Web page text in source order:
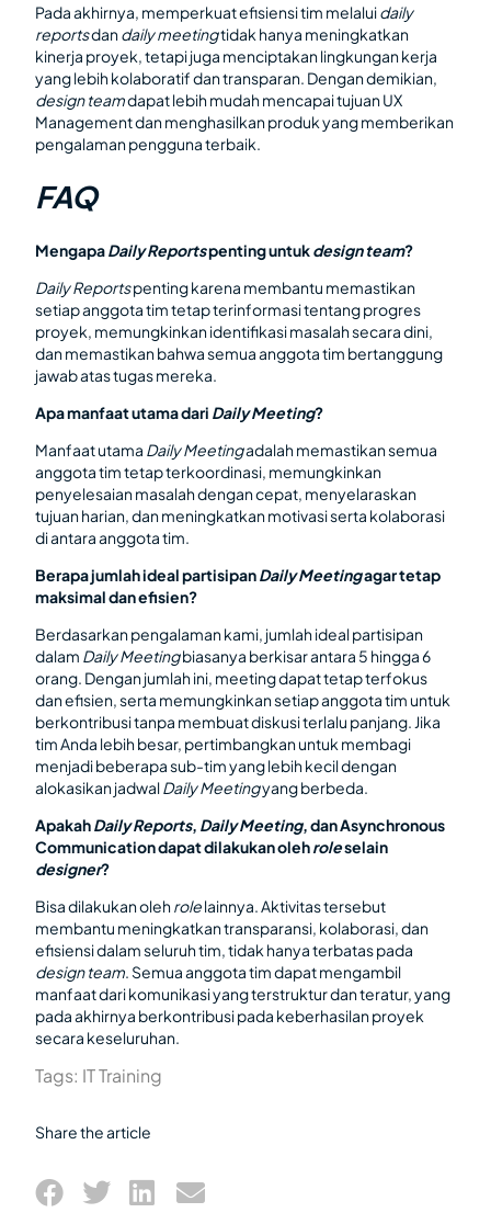
Pada akhirnya, memperkuat efisiensi tim melaluidaily
reportsdandaily meetingtidak hanya meningkatkan
kinerja proyek, tetapi juga menciptakan lingkungan kerja
yang lebih kolaboratif dan transparan. Dengan demikian,
design teamdapat lebih mudah mencapai tujuan UX
Management dan menghasilkan produk yang memberikan
pengalaman pengguna terbaik.
FAQ
MengapaDaily Reportspenting untukdesign team?
Daily Reportspenting karena membantu memastikan
setiap anggota tim tetap terinformasi tentang progres
proyek, memungkinkan identifikasi masalah secara dini,
dan memastikan bahwa semua anggota tim bertanggung
jawab atas tugas mereka.
Apa manfaat utama dari Daily Meeting?
Manfaat utama Daily Meetingadalah memastikan semua
anggota tim tetap terkoordinasi, memungkinkan
penyelesaian masalah dengan cepat, menyelaraskan
tujuan harian, dan meningkatkan motivasi serta kolaborasi
di antara anggota tim.
Berapa jumlah ideal partisipanDaily Meetingagar tetap
maksimal dan efisien?
Berdasarkan pengalaman kami, jumlah ideal partisipan
dalam Daily Meetingbiasanya berkisar antara 5 hingga 6
orang. Dengan jumlah ini, meeting dapat tetap terfokus
dan efisien, serta memungkinkan setiap anggota tim untuk
berkontribusi tanpa membuat diskusi terlalu panjang. Jika
tim Anda lebih besar, pertimbangkan untuk membagi
menjadi beberapa sub-tim yang lebih kecil dengan
alokasikan jadwalDaily Meetingyang berbeda.
ApakahDaily Reports, Daily Meeting, dan Asynchronous
Communication dapat dilakukan olehroleselain
designer?
Bisa dilakukan olehrolelainnya. Aktivitas tersebut
membantu meningkatkan transparansi, kolaborasi, dan
efisiensi dalam seluruh tim, tidak hanya terbatas pada
design team. Semua anggota tim dapat mengambil
manfaat dari komunikasi yang terstruktur dan teratur, yang
pada akhirnya berkontribusi pada keberhasilan proyek
secara keseluruhan.
Tags: IT Training
Share the article